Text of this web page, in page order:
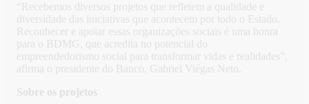
“Recebemos diversos projetos que refletem a qualidade e
diversidade das iniciativas que acontecem por todo o Estado.
Reconhecer e apoiar essas organizações sociais é uma honra
para o BDMG, que acredita no potencial do
empreendedorismo social para transformar vidas e realidades”,
afirma o presidente do Banco, Gabriel Viégas Neto.
Sobre os projetos